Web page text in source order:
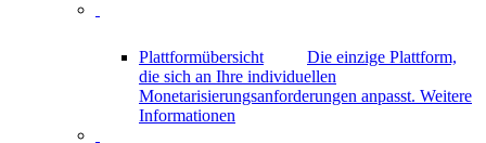
Plattformübersicht
Die einzige Plattform,
die sich an Ihre individuellen
Monetarisierungsanforderungen anpasst. Weitere
Informationen